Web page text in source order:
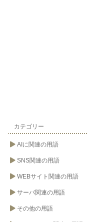
カテゴリー
AIに関連の用語
SNS関連の用語
WEBサイト関連の用語
サーバ関連の用語
その他の用語